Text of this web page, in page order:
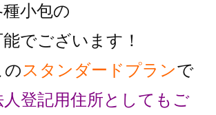
小包の
でございます！
の スタンダードプランで
人登記用住所としても ご